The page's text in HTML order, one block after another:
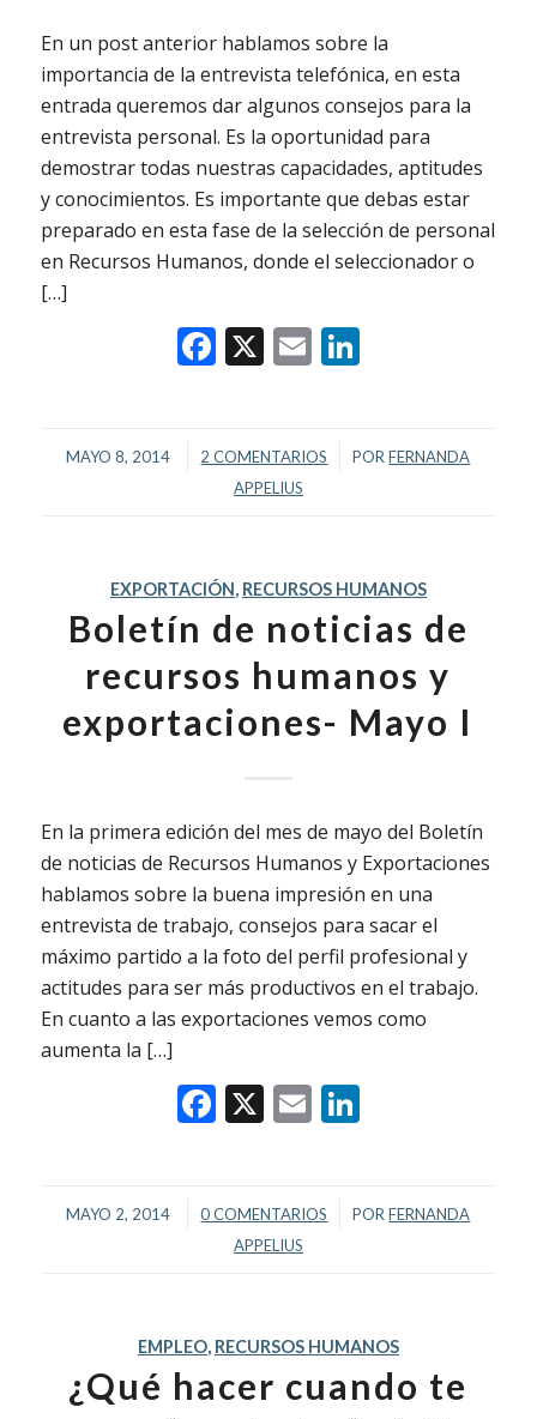
En un post anterior hablamos sobre la
importancia de la entrevista telefónica, en esta
entrada queremos dar algunos consejos para la
entrevista personal. Es la oportunidad para
demostrar todas nuestras capacidades, aptitudes
y conocimientos. Es importante que debas estar
preparado en esta fase de la selección de personal
en Recursos Humanos, donde el seleccionador o
[…]
Facebook
X EmailLinkedIn
MAYO 8, 2014
/ 2 COMENTARIOS
/ PORFERNANDA
APPELIUS
EXPORTACIÓN, RECURSOS HUMANOS
Boletín de noticias de
recursos humanos y
exportaciones- Mayo I
En la primera edición del mes de mayo del Boletín
de noticias de Recursos Humanos y Exportaciones
hablamos sobre la buena impresión en una
entrevista de trabajo, consejos para sacar el
máximo partido a la foto del perfil profesional y
actitudes para ser más productivos en el trabajo.
En cuanto a las exportaciones vemos como
aumenta la […]
Facebook
X EmailLinkedIn
MAYO 2, 2014
/ 0 COMENTARIOS
/ PORFERNANDA
APPELIUS
EMPLEO, RECURSOS HUMANOS
¿Qué hacer cuando te